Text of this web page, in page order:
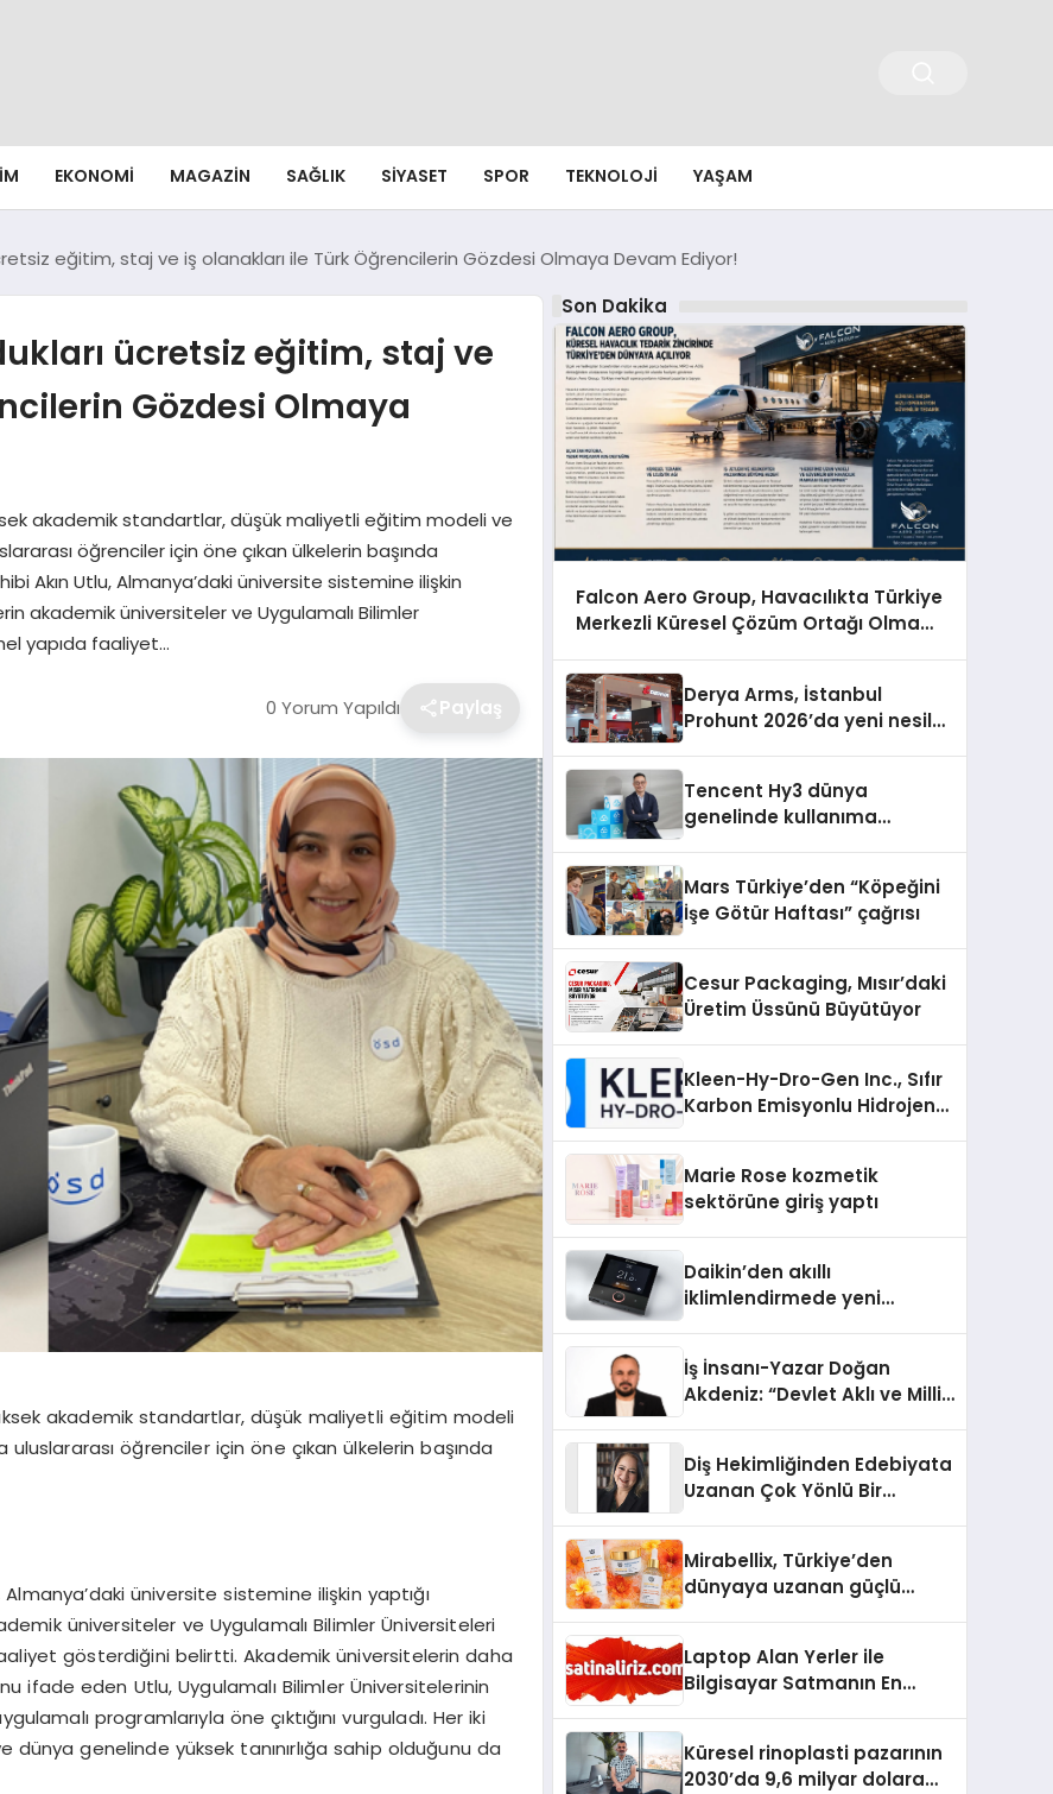
EKONOMI MAGAZIN SAĞLIK SIYASET SPOR TEKNOLOJI YAŞAM
eğitim, staj ve iş olanakları ile Türk Öğrencilerin Gözdesi Olmaya Devam Ediyor!
ücretsiz eğitim, staj ve
Gözdesi Olmaya
akademik standartlar, düşük maliyetli eğitim modeli ve
öğrenciler için öne çıkan ülkelerin başında
Akın Utlu, Almanya’daki üniversite sistemine ilişkin
akademik üniversiteler ve Uygulamalı Bilimler
yapıda faaliyet…
0 Yorum Yapıldı Paylaş
akademik standartlar, düşük maliyetli eğitim modeli
öğrenciler için öne çıkan ülkelerin başında
üniversite sistemine ilişkin yaptığı
üniversiteler ve Uygulamalı Bilimler Üniversiteleri
gösterdiğini belirtti. Akademik üniversitelerin daha
ifade eden Utlu, Uygulamalı Bilimler Üniversitelerinin
programlarıyla öne çıktığını vurguladı. Her iki
genelinde yüksek tanınırlığa sahip olduğunu da
Son Dakika
Falcon Aero Group, Havacılıkta Türkiye
Merkezli Küresel Çözüm Ortağı Olma
Derya Arms, İstanbul
Prohunt 2026’da yeni nesil
Tencent Hy3 dünya
genelinde kullanıma
Mars Türkiye’den “Köpeğini
İşe Götür Haftası” çağrısı
Cesur Packaging, Mısır’daki
Üretim Üssünü Büyütüyor
Kleen-Hy-Dro-Gen Inc., Sıfır
Karbon Emisyonlu Hidrojen
Aldı
Marie Rose kozmetik
sektörüne giriş yaptı
Daikin’den akıllı
iklimlendirmede yeni
İş İnsanı-Yazar Doğan
Akdeniz: “Devlet Aklı ve Milli
Diş Hekimliğinden Edebiyata
Uzanan Çok Yönlü Bir
Mirabellix, Türkiye’den
dünyaya uzanan güçlü
Laptop Alan Yerler ile
Bilgisayar Satmanın En
Küresel rinoplasti pazarının
2030’da 9,6 milyar dolara